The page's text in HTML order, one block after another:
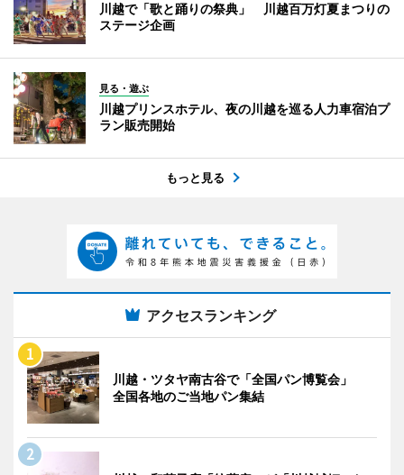
川越で「歌と踊りの祭典」 川越百万灯夏まつりの
ステージ企画
見る・遊ぶ
川越プリンスホテル、夜の川越を巡る人力車宿泊プ
ラン販売開始
もっと見る
アクセスランキング
川越・ツタヤ南古谷で「全国パン博覧会」
全国各地のご当地パン集結